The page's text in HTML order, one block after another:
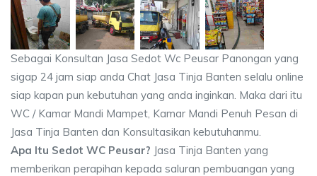
Sebagai Konsultan Jasa Sedot Wc Peusar Panongan yang
sigap 24 jam siap anda Chat Jasa Tinja Banten selalu online
siap kapan pun kebutuhan yang anda inginkan. Maka dari itu
WC / Kamar Mandi Mampet, Kamar Mandi Penuh Pesan di
Jasa Tinja Banten dan Konsultasikan kebutuhanmu.
Apa Itu Sedot WC Peusar? Jasa Tinja Banten yang
memberikan perapihan kepada saluran pembuangan yang